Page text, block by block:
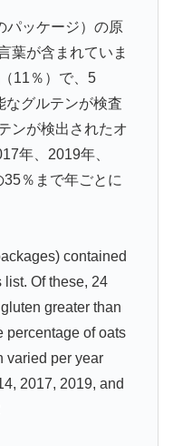
パッケージ）の原
葉が含まれていま
11％）で、5
なグルテンが検査
ンが検出されたオ
年、2019年、
％まで年ごとに
contained
Of these, 24
greater than
percentage of oats
varied per year
2017, 2019, and